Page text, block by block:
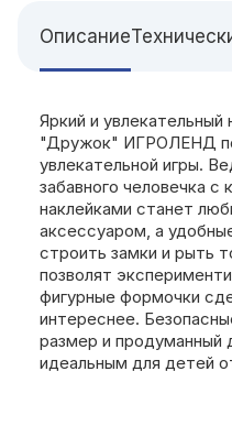
Описание
Яркий и увлекательный
"Дружок" ИГРОЛЕНД
увлекательной игры.
забавного человечка
наклейками станет
аксессуаром, а
строить замки и рыть
позволят
фигурные формочки
интереснее.
размер и продуманный
идеальным для детей